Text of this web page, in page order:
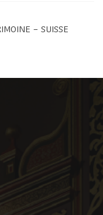
– SUISSE